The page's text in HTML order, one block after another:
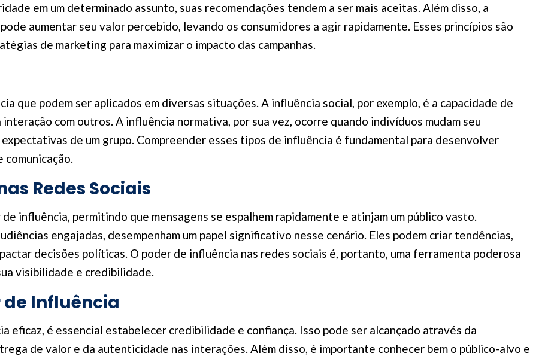
em um determinado assunto, suas recomendações tendem a ser mais aceitas. Além disso, a
aumentar seu valor percebido, levando os consumidores a agir rapidamente. Esses princípios são
de marketing para maximizar o impacto das campanhas.
que podem ser aplicados em diversas situações. A influência social, por exemplo, é a capacidade de
com outros. A influência normativa, por sua vez, ocorre quando indivíduos mudam seu
de um grupo. Compreender esses tipos de influência é fundamental para desenvolver
Redes Sociais
influência, permitindo que mensagens se espalhem rapidamente e atinjam um público vasto.
engajadas, desempenham um papel significativo nesse cenário. Eles podem criar tendências,
decisões políticas. O poder de influência nas redes sociais é, portanto, uma ferramenta poderosa
visibilidade e credibilidade.
de Influência
eficaz, é essencial estabelecer credibilidade e confiança. Isso pode ser alcançado através da
de valor e da autenticidade nas interações. Além disso, é importante conhecer bem o público-alvo e